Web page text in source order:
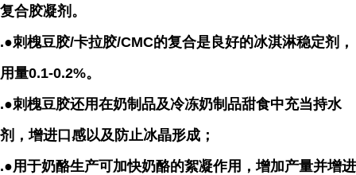
复合胶凝剂 。
.●刺槐豆胶/卡拉胶/CMC的复合是良好的冰淇淋稳定剂，
用量0.1-0.2%。
.●刺槐豆胶还用在奶制品及冷冻奶制品甜食中充当持水
剂，增进口感以及防止冰晶形成；
.●用于奶酪生产可加快奶酪的絮凝作用 ，增加产量并增进